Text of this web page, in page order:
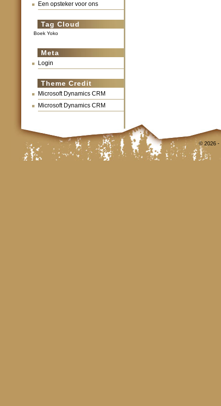
Een opsteker voor ons
Tag Cloud
Boek Yoko
Meta
Login
Theme Credit
Microsoft Dynamics CRM
Microsoft Dynamics CRM
© 2026 -